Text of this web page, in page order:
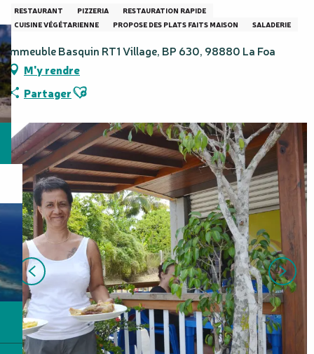
RESTAURANT PIZZERIA
RESTAURATION RAPIDE
CUISINE VÉGÉTARIENNE
PROPOSE DES PLATS FAITS MAISON SALADERIE
Immeuble Basquin RT1 Village, BP 630, 98880 La Foa
M'y rendre
PartagerAjouter aux favoris